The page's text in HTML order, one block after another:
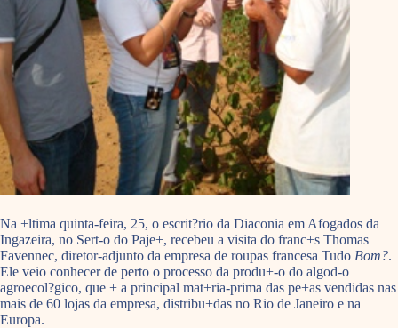
Na +ltima quinta-feira, 25, o escrit?rio da Diaconia em Afogados da
Ingazeira, no Sert-o do Paje+, recebeu a visita do franc+s Thomas
Favennec, diretor-adjunto da empresa de roupas francesa Tudo Bom?.
Ele veio conhecer de perto o processo da produ+-o do algod-o
agroecol?gico, que + a principal mat+ria-prima das pe+as vendidas nas
mais de 60 lojas da empresa, distribu+das no Rio de Janeiro e na
Europa.